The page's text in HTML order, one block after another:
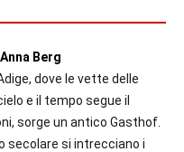
Berg
dove le vette delle
e il tempo segue il
sorge un antico Gasthof.
secolare si intrecciano i